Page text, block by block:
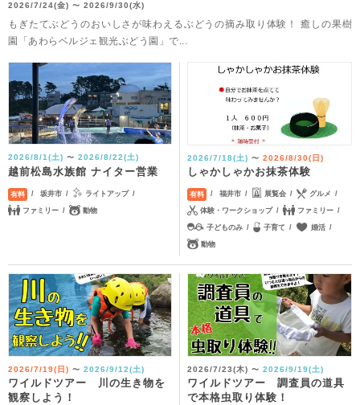
2026/7/24(金) 〜 2026/9/30(水)
もぎたてぶどうのおいしさが味わえるぶどうの摘み取り体験！ 癒しの果樹
園「あわらベルジェ観光ぶどう園」で...
2026/8/1(土) 〜 2026/8/22(土)
越前松島水族館 ナイター営業
有料 坂井市 ライトアップ
ファミリー 動物
2026/7/18(土) 〜 2026/8/30(日)
しゃかしゃかお抹茶体験
有料 福井市 展覧会 グルメ
体験・ワークショップ ファミリー
子どものみ 子育て 婚活
動物
2026/7/19(日) 〜 2026/9/12(土)
ワイルドツアー 川の生き物を
観察しよう！
2026/7/23(木) 〜 2026/9/19(土)
ワイルドツアー 調査員の道具
で本格虫取り体験！